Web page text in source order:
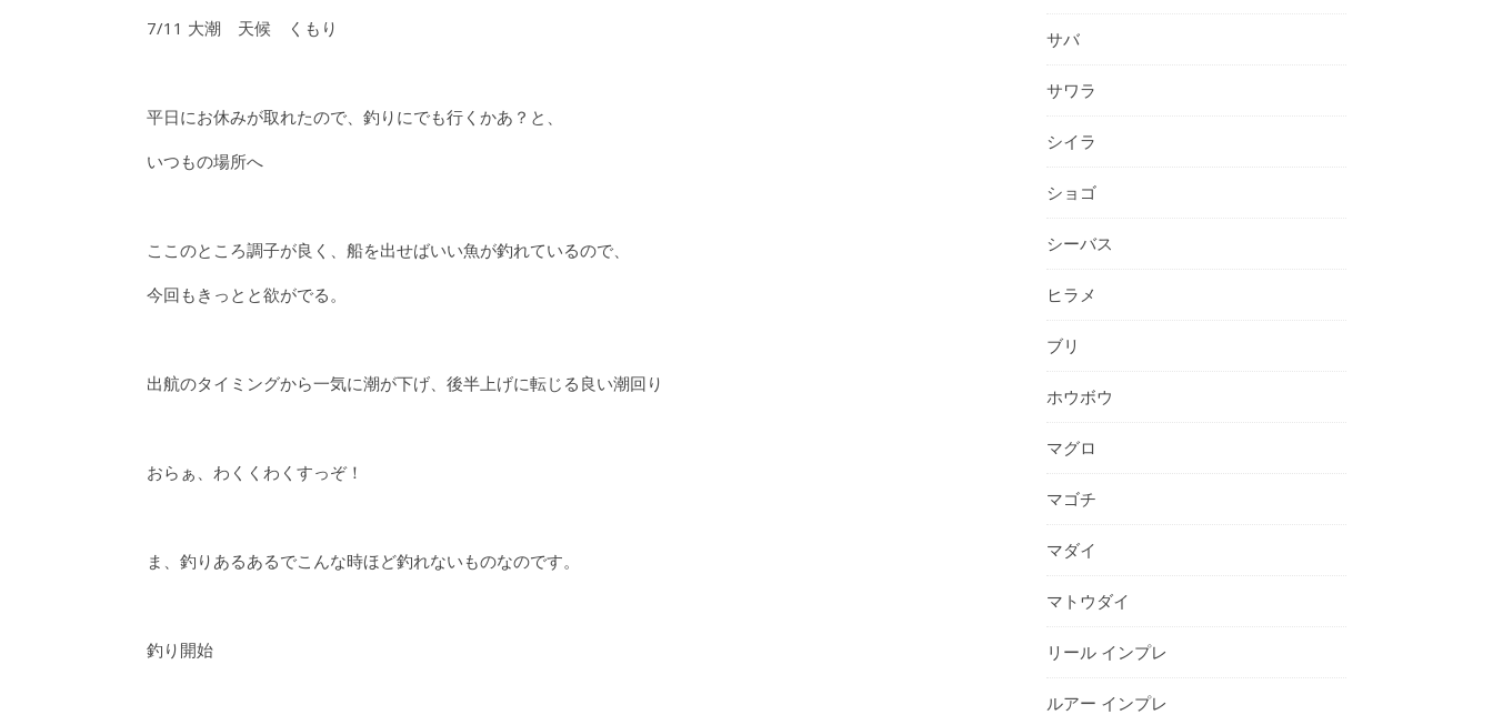
7/11 大潮 天候 くもり
平日にお休みが取れたので、釣りにでも行くかあ？と、
いつもの場所へ
ここのところ調子が良く、船を出せばいい魚が釣れているので、
今回もきっとと欲がでる。
出航のタイミングから一気に潮が下げ、後半上げに転じる良い潮回り
おらぁ、わくくわくすっぞ！
ま、釣りあるあるでこんな時ほど釣れないものなのです。
釣り開始
サバ
サワラ
シイラ
ショゴ
シーバス
ヒラメ
ブリ
ホウボウ
マグロ
マゴチ
マダイ
マトウダイ
リール インプレ
ルアー インプレ